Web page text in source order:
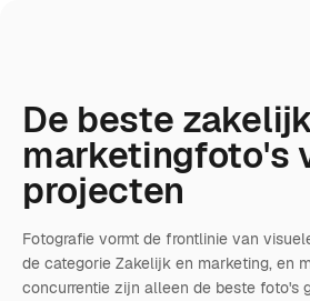
De beste
marketingfoto's
projecten
Fotografie vormt de frontlinie van
de categorie Zakelijk en marketing, en
concurrentie zijn alleen de beste foto's